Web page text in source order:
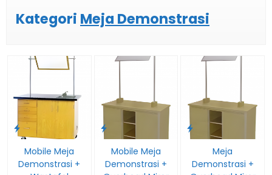
Kategori Meja Demonstrasi
Mobile Meja
Demonstrasi +
Mobile Meja
Demonstrasi +
Meja
Demonstrasi +